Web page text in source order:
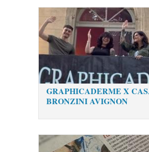
GRAPHICADERME X
BRONZINI AVIGNON